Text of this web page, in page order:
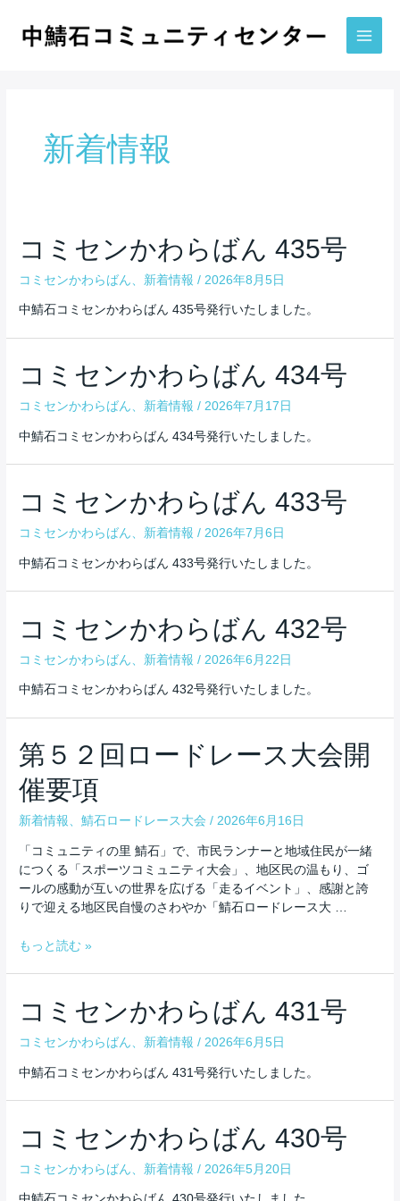
Main
新着情報
コミセンかわらばん 435号
コミセンかわらばん 新着情報 / 2026年8月5日
中鯖石コミセンかわらばん 435号発行いたしました。
コミセンかわらばん 434号
コミセンかわらばん、 新着情報 /2026年7月17日
中鯖石コミセンかわらばん 434号発行いたしました。
コミセンかわらばん 433号
コミセンかわらばん 新着情報 / 2026年7月6日
中鯖石コミセンかわらばん 433号発行いたしました。
コミセンかわらばん 432号
コミセンかわらばん 新着情報 / 2026年6月22日
中鯖石コミセンかわらばん 432号発行いたしました。
第５２回ロードレース大会開
催要項
新着情報、鯖石ロードレース大会 /2026年6月16日
「コミュニティの里 鯖石」で、市民ランナーと地域住民が一緒
につくる「スポーツコミュニティ大会」、地区民の温もり、ゴ
ールの感動が互いの世界を広げる「走るイベント」、感謝と誇
りで迎える地区民自慢のさわやか「鯖石ロードレース大 …
第
ロ
ー
レ
大
会
開
もっと読む »
コミセンかわらばん 431号
コミセンかわらばん 新着情報 / 2026年6月5日
中鯖石コミセンかわらばん 431号発行いたしました。
コミセンかわらばん 430号
コミセンかわらばん 新着情報 / 2026年5月20日